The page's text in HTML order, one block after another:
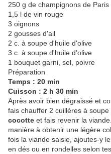
250 g de champignons de Paris
1,5 l de vin rouge
3 oignons
2 gousses d'ail
2 c. à soupe d'huile d'olive
3 c. à soupe d'huile d'olive
1 bouquet garni, sel, poivre
Préparation
Temps : 20 min
Cuisson : 2 h 30 min
Après avoir bien dégraissé et
fais chauffer 2 cuillères à
cocotte et fais revenir la
manière à obtenir une légère
fois la viande saisie, ajoutes-y
en dés ou en rondelles selon